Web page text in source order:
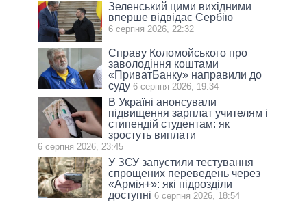
Зеленський цими вихідними
вперше відвідає Сербію
6 серпня 2026, 22:32
Справу Коломойського про
заволодіння коштами
«ПриватБанку» направили до
суду 6 серпня 2026, 19:34
В Україні анонсували
підвищення зарплат учителям і
стипендій студентам: як
зростуть виплати
6 серпня 2026, 23:45
У ЗСУ запустили тестування
спрощених переведень через
«Армія+»: які підрозділи
доступні 6 серпня 2026, 18:54